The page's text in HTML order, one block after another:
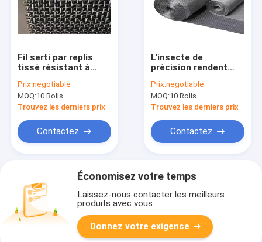
Fil serti par replis
tissé résistant à
Mesh Decorative
Prix:negotiable
MOQ:10 Rolls
Trouvez les derniers prix
Contactez
L'insecte de
précision rendent
résistant Mesh
Screen tissé
Prix:negotiable
MOQ:10 Rolls
Trouvez les derniers prix
Contactez
Économisez votre temps
Laissez-nous contacter les meilleurs
produits avec vous.
Donnez votre exigence